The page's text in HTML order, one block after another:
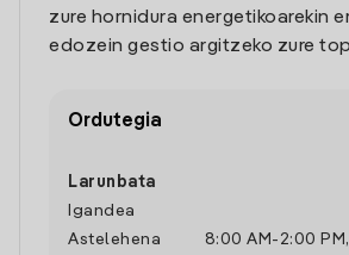
zure hornidura energetikoarekin
edozein gestio argitzeko zure
Ordutegia
Larunbata
Igandea
Astelehena
8:00 AM - 2:00 PM ,